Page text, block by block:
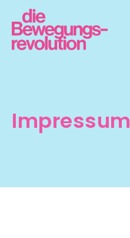
Impressum